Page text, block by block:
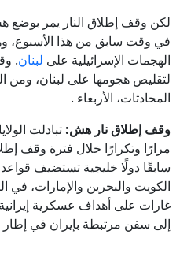
لكن وقف إطلاق النار يمر بوضع
في وقت سابق من هذا الأسبوع،
الهجمات الإسرائيلية على لبنان.
لتقليص هجومها على لبنان، ومن
المحادثات، الأربعاء .
وقف إطلاق نار هش: تبادلت
مرارًا وتكرارًا خلال فترة وقف
سابقًا دولًا خليجية تستضيف
الكويت والبحرين والإمارات، في
غارات على أهداف عسكرية
إلى سفن مرتبطة بإيران في